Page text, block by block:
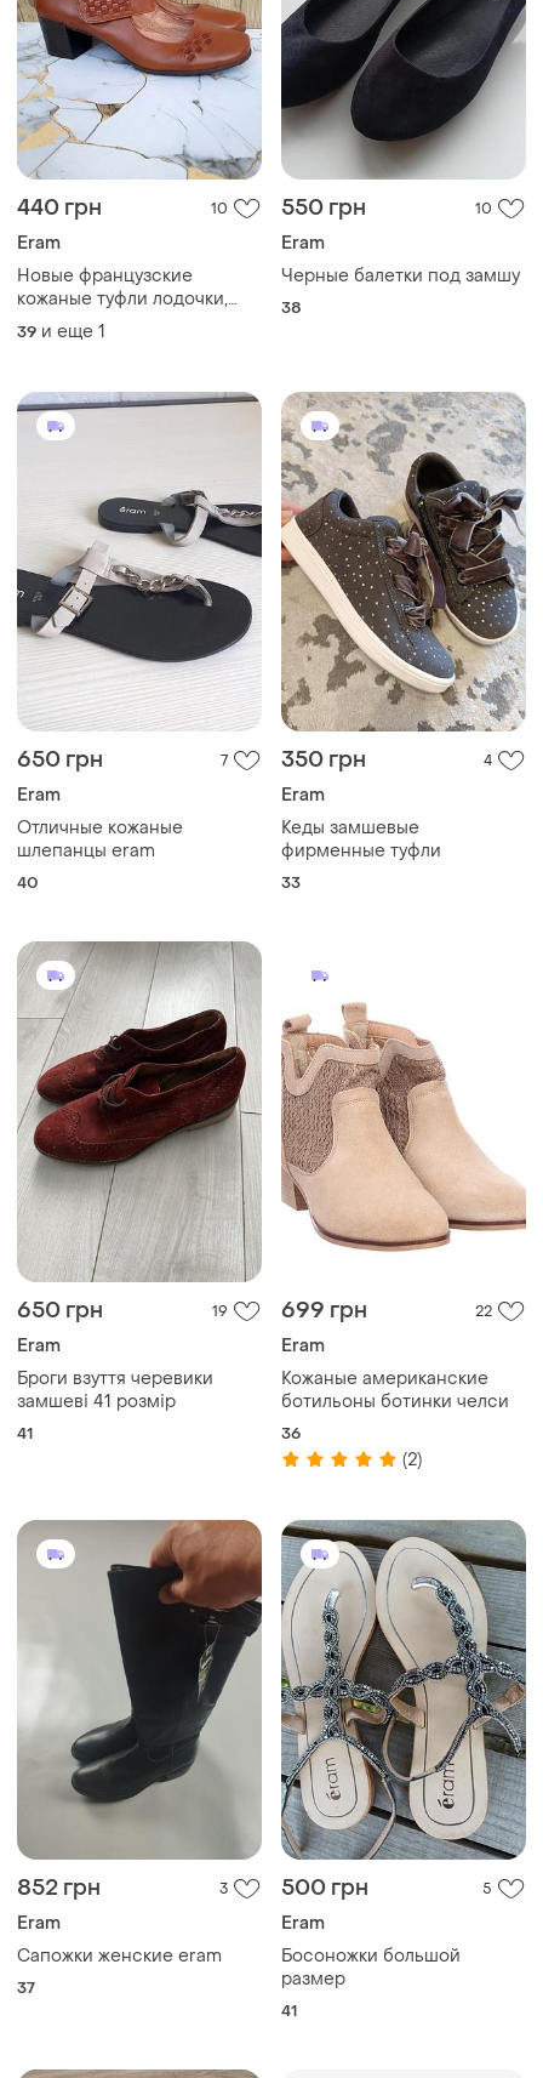
440 грн 10
Eram
Новые французские
кожаные туфли лодочки,
коричневые женские мэри
джайн, лето деми, р. 39
39 и еще 1
550 грн 10
Eram
Черные балетки под замшу
38
650 грн 7
Eram
Отличные кожаные
шлепанцы eram
40
350 грн 4
Eram
Кеды замшевые
фирменные туфли
33
650 грн 19
Eram
Броги взуття черевики
замшеві 41 розмір
41
699 грн 22
Eram
Кожаные американские
ботильоны ботинки челси
36
(2)
852 грн 3
Eram
Сапожки женские eram
37
500 грн 5
Eram
Босоножки большой
размер
41